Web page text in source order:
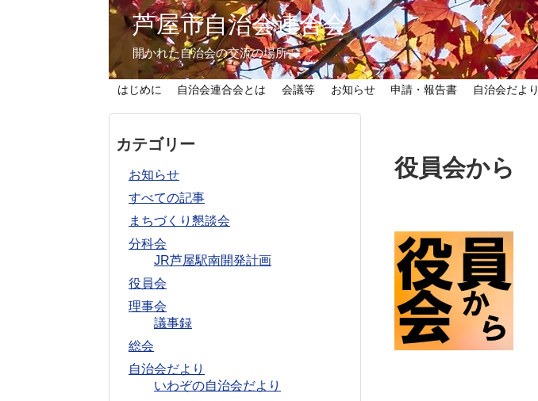
芦屋市自治会連合会
開かれた自治会の交流の場所。
はじめに 自治会連合会とは 会議等 お知らせ 申請・報告書 自治会だより
役員会から
カテゴリー
お知らせ
すべての記事
まちづくり懇談会
分科会
JR芦屋駅南開発計画
役員会
理事会
議事録
総会
自治会だより
いわぞの自治会だより